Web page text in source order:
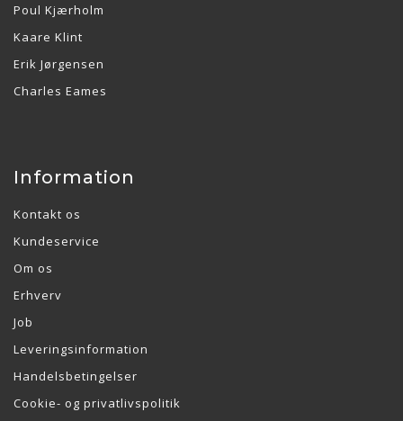
Poul Kjærholm
Kaare Klint
Erik Jørgensen
Charles Eames
Information
Kontakt os
Kundeservice
Om os
Erhverv
Job
Leveringsinformation
Handelsbetingelser
Cookie- og privatlivspolitik